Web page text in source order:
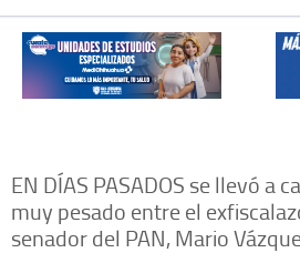
EN DÍAS PASADOS se llevó a
muy pesado entre el
senador del PAN, Mario